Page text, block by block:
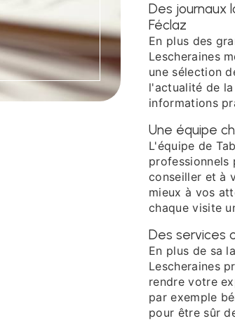
Des journaux
Féclaz
En plus des
Lescheraines
une sélection
l'actualité de la
informations
Une équipe
L'équipe de
professionnels
conseiller et à
mieux à vos
chaque visite
Des services
En plus de sa
Lescheraines
rendre votre
par exemple
pour être sûr